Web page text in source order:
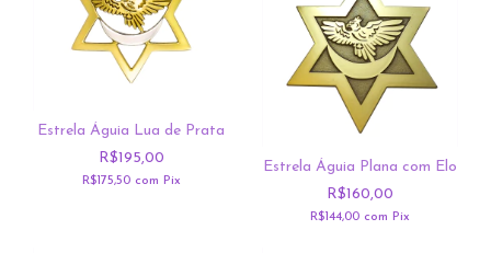
Estrela Águia Lua de Prata
R$195,00
R$175,50 com Pix
Estrela Águia Plana com Elo
R$160,00
R$144,00 com Pix